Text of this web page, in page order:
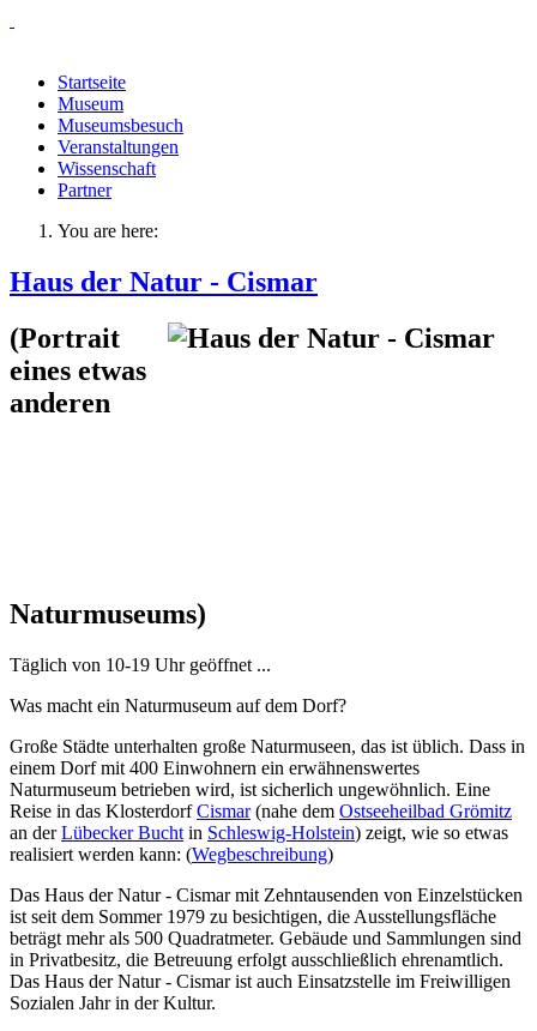
Startseite
Museum
Museumsbesuch
Veranstaltungen
Wissenschaft
Partner
You are here:
Haus der Natur - Cismar
(Portrait
eines etwas
anderen
Naturmuseums)
Täglich von 10-19 Uhr geöffnet ...
Was macht ein Naturmuseum auf dem Dorf?
Große Städte unterhalten große Naturmuseen, das ist üblich. Dass in
einem Dorf mit 400 Einwohnern ein erwähnenswertes
Naturmuseum betrieben wird, ist sicherlich ungewöhnlich. Eine
Reise in das KlosterdorfCismar(nahe dem Ostseeheilbad Grömitz
an derLübecker Bucht in Schleswig-Holstein) zeigt, wie so etwas
realisiert werden kann: (Wegbeschreibung)
Das Haus der Natur - Cismar mit Zehntausenden von Einzelstücken
ist seit dem Sommer 1979 zu besichtigen, die Ausstellungsfläche
beträgt mehr als 500 Quadratmeter. Gebäude und Sammlungen sind
in Privatbesitz, die Betreuung erfolgt ausschließlich ehrenamtlich.
Das Haus der Natur - Cismar ist auch Einsatzstelle im Freiwilligen
Sozialen Jahr in der Kultur.